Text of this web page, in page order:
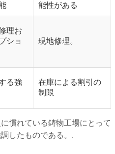
能性がある
理お
ショ
現地修理。
る強
在庫による割引の
制限
慣れている鋳物工場にとって
したものである。.